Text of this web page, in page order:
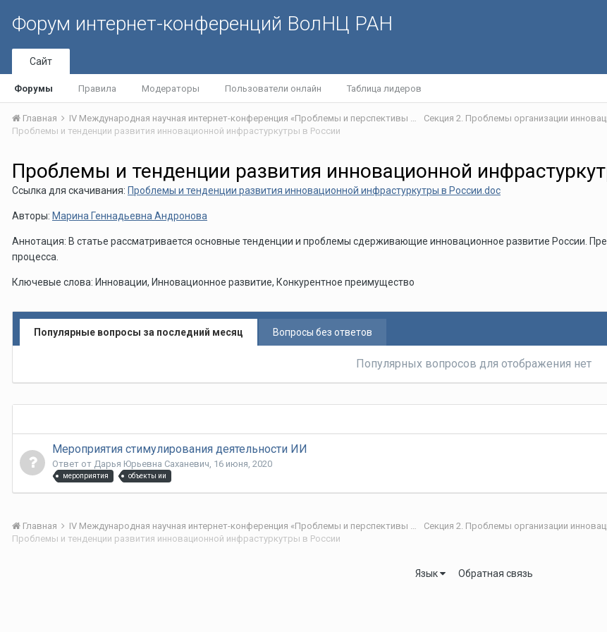
Форум интернет-конференций ВолНЦ РАН
Сайт
Форумы Правила Модераторы Пользователи онлайн Таблица лидеров
Главная IV Международная научная интернет-конференция «Проблемы и перспективы развития научно-технологического пространства»
Проблемы и тенденции развития инновационной инфрастуркутры в России
Проблемы и тенденции развития инновационной
Ссылка для скачивания: Проблемы и тенденции развития инновационной инфрастуркутры в России.doc
Авторы: Марина Геннадьевна Андронова
Аннотация: В статье рассматривается основные тенденции и проблемы сдерживающие инновационное развитие России.
процесса.
Ключевые слова: Инновации, Инновационное развитие, Конкурентное преимущество
Популярные вопросы за последний месяц Вопросы без ответов
Популярных вопросов для отображения нет
Мероприятия стимулирования деятельности ИИ
Ответ от Дарья Юрьевна Саханевич, 16 июня, 2020
мероприятия объекты ии
Главная IV Международная научная интернет-конференция «Проблемы и перспективы развития научно-технологического пространства»
Проблемы и тенденции развития инновационной инфрастуркутры в России
Язык Обратная связь